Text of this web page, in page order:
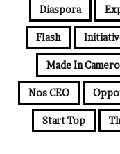
Diaspora
Flash
Made In
Nos CEO
Start Top